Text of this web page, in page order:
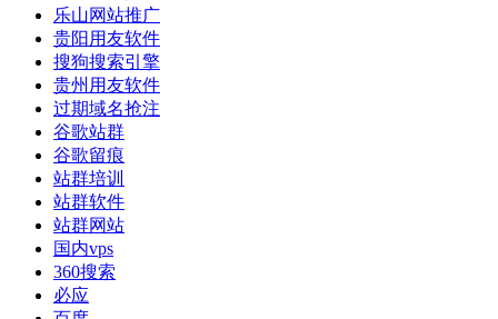
乐山网站推广
贵阳用友软件
搜狗搜索引擎
贵州用友软件
过期域名抢注
谷歌站群
谷歌留痕
站群培训
站群软件
站群网站
国内vps
360搜索
必应